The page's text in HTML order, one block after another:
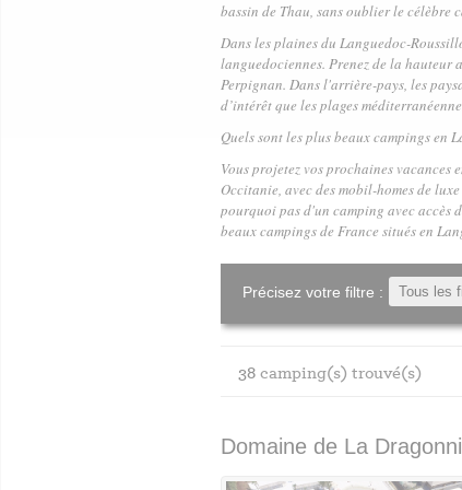
bassin de Thau, sans oublier le célèbre
Dans les plaines du Languedoc-
languedociennes. Prenez de la
Perpignan. Dans l'arrière-pays, les
d’intérêt que les plages
Quels sont les plus beaux campings en
Vous projetez vos prochaines vacances
Occitanie, avec des mobil-homes de
pourquoi pas d'un camping avec accès
beaux campings de France situés en
Précisez votre filtre :
38camping(s) trouvé(s)
Domaine de La